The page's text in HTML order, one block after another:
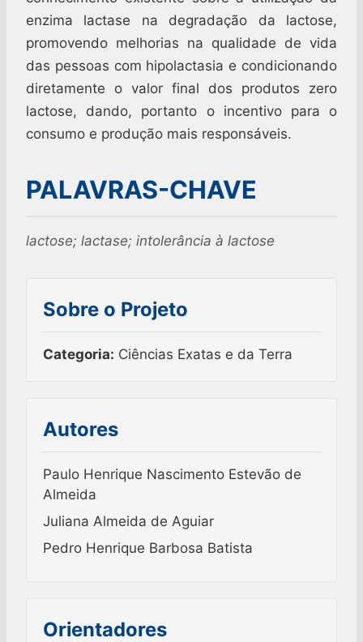
enzima lactase na degradação da lactose,
promovendo melhorias na qualidade de vida
das pessoas com hipolactasia e condicionando
diretamente o valor final dos produtos zero
lactose, dando, portanto o incentivo para o
consumo e produção mais responsáveis.
PALAVRAS-CHAVE
lactose; lactase; intolerância à lactose
Sobre o Projeto
Categoria: Ciências Exatas e da Terra
Autores
Paulo Henrique Nascimento Estevão de
Almeida
Juliana Almeida de Aguiar
Pedro Henrique Barbosa Batista
Orientadores